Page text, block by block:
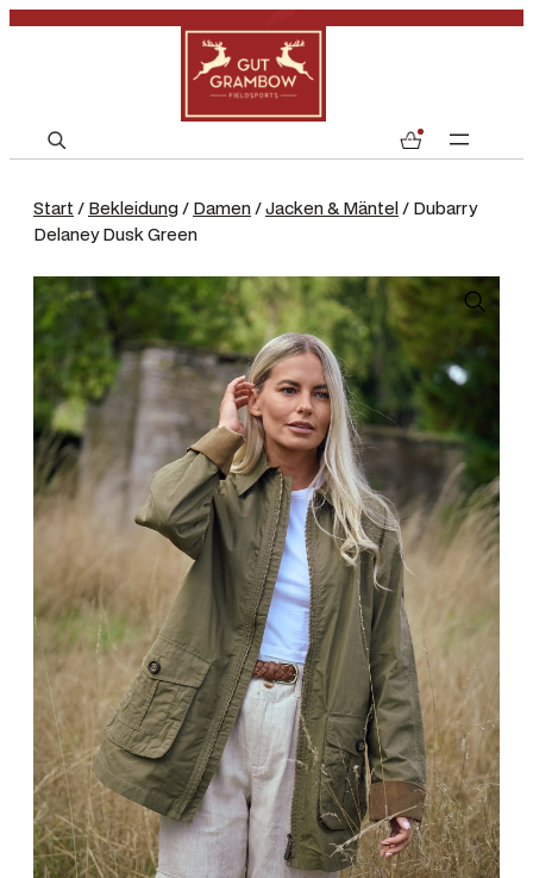
e
r
h
0
Start / Bekleidung / Damen /Jacken & Mäntel / Dubarry
Delaney Dusk Green